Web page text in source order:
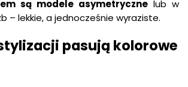
są modele asymetryczne lub w
– lekkie, a jednocześnie wyraziste.
pasują kolorowe